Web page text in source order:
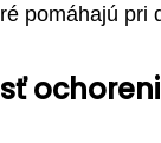
pomáhajú pri